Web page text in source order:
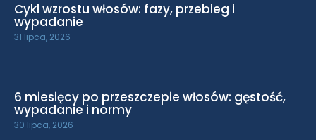
Cykl wzrostu włosów: fazy, przebieg i
wypadanie
31 lipca, 2026
6 miesięcy po przeszczepie włosów: gęstość,
wypadanie i normy
30 lipca, 2026